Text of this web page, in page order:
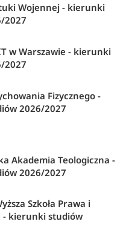
Wojennej - kierunki
2027
w Warszawie - kierunki
2027
Fizycznego -
2026/2027
Akademia Teologiczna -
2026/2027
Szkoła Prawa i
- kierunki studiów